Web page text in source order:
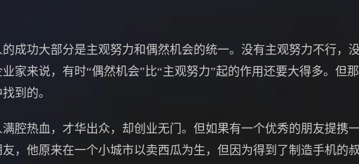
功大部分是主观努力和偶然机会的统一。没有主观努力不行，
家来说，有时“偶然机会”比“主观努力”起的作用还要大得多。但
到的。
热血，才华出众，却创业无门。但如果有一个优秀的朋友提携
，他原来在一个小城市以卖西瓜为生，但因为得到了制造手机的